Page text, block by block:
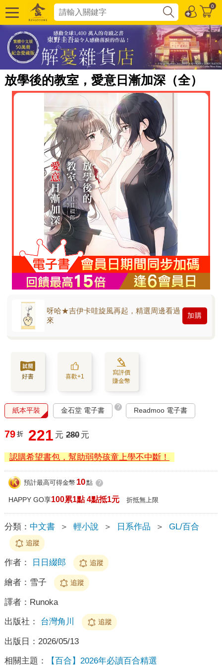
0
放學後的教室，愛意日漸加深（全）
呀哈★吉伊卡哇旋風再起，精選周邊看過
來
加購
好書 喜歡+1
寫評價
賺金幣
紙本平裝 金石堂 電子書 ? Readmoo 電子書
79 折 221 元 280 元
認購希望書包，幫助弱勢孩童上學不中斷！
預計最高可得金幣 10點 ?
HAPPY GO享100累1點 4點抵1元 折抵無上限
分類： 中文書 ＞ 輕小說 ＞ 日系作品 ＞ GL/百合
追蹤
作者： 日日綴郎 追蹤
繪者： 雪子 追蹤
譯者： Runoka
出版社： 台灣角川 追蹤
出版日： 2026/05/13
相關主題： 【百合】2026年必讀百合精選